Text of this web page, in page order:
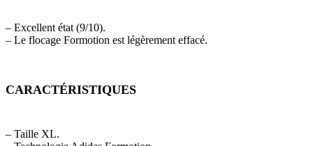
– Excellent état (9/10).
– Le flocage Formotion est légèrement effacé.
CARACTÉRISTIQUES
– Taille XL.